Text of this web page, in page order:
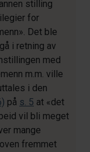
stilling
for
Det ble
i retning av
med
m.m. ville
i den
på s. 5 at «det
vil bli meget
mange
fremmet